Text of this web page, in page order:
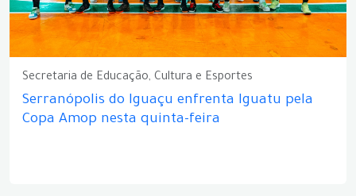
Secretaria de Educação, Cultura e Esportes
Serranópolis do Iguaçu enfrenta Iguatu pela
Copa Amop nesta quinta-feira